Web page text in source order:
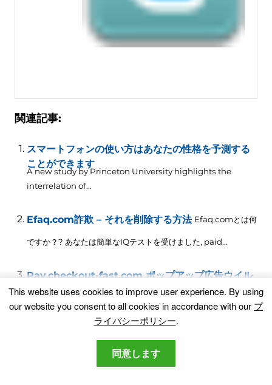
関連記事:
スマートフォンの使い方はあなたの性格を予測する
ことができます
A new study by Princeton University highlights the
interrelation of...
Efaq.com詐欺 – それを削除する方法 Efaq.comとは何
ですか？? あなたは簡単なIQテストを受けました, paid...
Pay.checkout-fast.com ポップアップ広告ウイル
ス – それを削除する方法 [修理]
Pay.checkout-fast.com とは? Pay.checkout-fast.comが表
示された場合,your device might...
データを盗むための新しい方法を見つけます
クレジットカードのデータとクレデンシャルはどれくらい安全で
This website uses cookies to improve user experience. By using
our website you consent to all cookies in accordance with our プ
ライバシーポリシー.
同意します